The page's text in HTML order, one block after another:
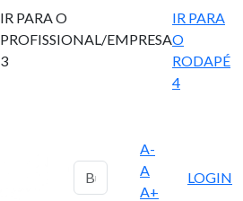
IR PARA O
PROFISSIONAL/EMPRESA
3
IR PARA
O
RODAPÉ
4
A-
A
A+
LOGIN